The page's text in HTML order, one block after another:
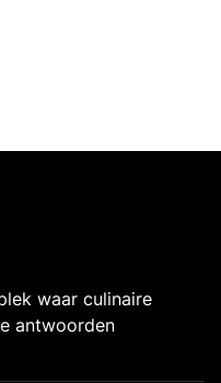
waar culinaire
antwoorden